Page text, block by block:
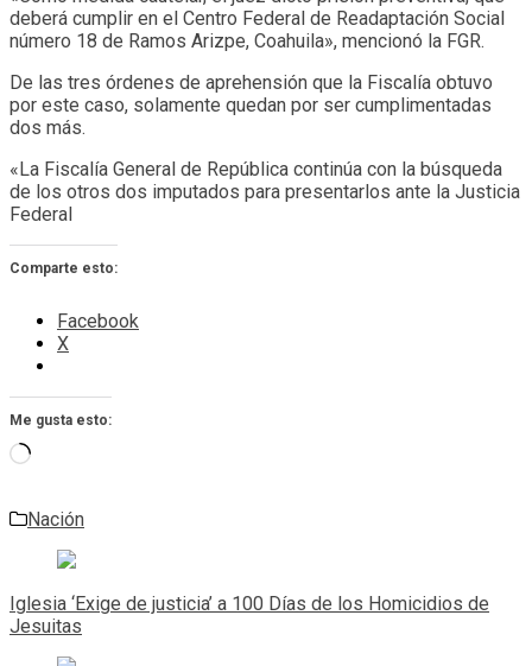
deberá cumplir en el Centro Federal de Readaptación Social
número 18 de Ramos Arizpe, Coahuila», mencionó la FGR.
De las tres órdenes de aprehensión que la Fiscalía obtuvo
por este caso, solamente quedan por ser cumplimentadas
dos más.
«La Fiscalía General de República continúa con la búsqueda
de los otros dos imputados para presentarlos ante la Justicia
Federal
Comparte esto:
Facebook
X
Me gusta esto:
Cargando...
Nación
Navegación
de
entradas
Iglesia ‘Exige de justicia’ a 100 Días de los Homicidios de
Jesuitas